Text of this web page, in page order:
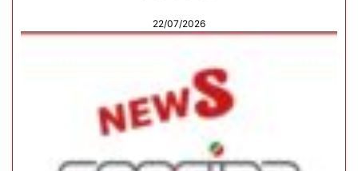
22/07/2026